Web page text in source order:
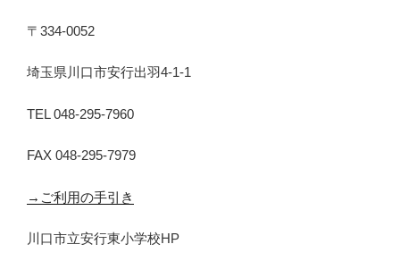
〒334-0052
埼玉県川口市安行出羽4-1-1
TEL 048-295-7960
FAX 048-295-7979
→ご利用の手引き
川口市立安行東小学校HP